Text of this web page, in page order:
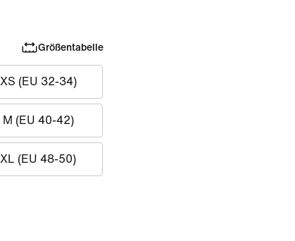
Größentabelle
XS (EU 32-34)
M (EU 40-42)
XL (EU 48-50)